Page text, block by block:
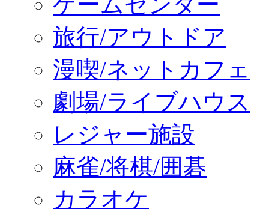
旅行/アウトドア
漫喫/ネットカフェ
劇場/ライブハウス
レジャー施設
麻雀/将棋/囲碁
カラオケ